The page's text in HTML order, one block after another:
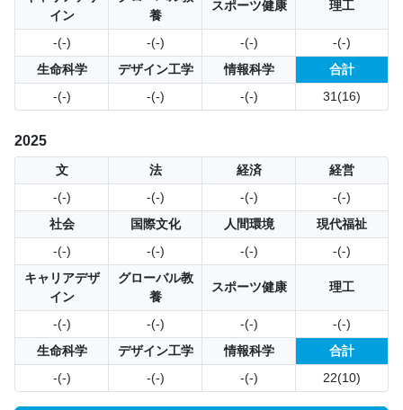
イン
養
スポーツ健康 理工
-(-) -(-) -(-)
-(-)
生命科学
デザイン工学 情報科学
合計
-(-)
-(-) -(-) 31(16)
2025
文 法 経済
経営
-(-)
-(-) -(-)
-(-)
社会
国際文化 人間環境
現代福祉
-(-)
-(-) -(-)
-(-)
キャリアデザ
イン
グローバル教
養
スポーツ健康 理工
-(-) -(-) -(-)
-(-)
生命科学
デザイン工学 情報科学
合計
-(-)
-(-) -(-) 22(10)